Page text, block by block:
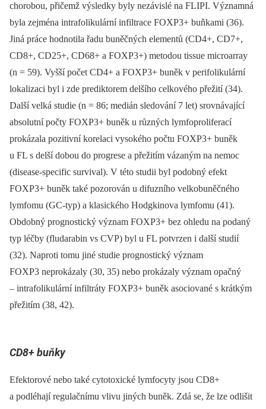
chorobou, přičemž výsledky byly nezávislé na FLIPI. Významná
byla zejména intrafolikulární infiltrace FOXP3+ buňkami (36).
Jiná práce hodnotila řadu buněčných elementů (CD4+, CD7+,
CD8+, CD25+, CD68+ a FOXP3+) metodou tissue microarray
(n = 59). Vyšší počet CD4+ a FOXP3+ buněk v perifolikulární
lokalizaci byl i zde prediktorem delšího celkového přežití (34).
Další velká studie (n = 86; medián sledování 7 let) srovnávající
absolutní počty FOXP3+ buněk u různých lymfoproliferací
prokázala pozitivní korelaci vysokého počtu FOXP3+ buněk
u FL s delší dobou do progrese a přežitím vázaným na nemoc
(disease-specific survival). V této studii byl podobný efekt
FOXP3+ buněk také pozorován u difuzního velkobuněčného
lymfomu (GC-typ) a klasického Hodgkinova lymfomu (41).
Obdobný prognostický význam FOXP3+ bez ohledu na podaný
typ léčby (fludarabin vs CVP) byl u FL potvrzen i další studií
(32). Naproti tomu jiné studie prognostický význam
FOXP3 neprokázaly (30, 35) nebo prokázaly význam opačný
–⁠ intrafolikulární infiltráty FOXP3+ buněk asociované s krátkým
přežitím (38, 42).
CD8+ buňky
Efektorové nebo také cytotoxické lymfocyty jsou CD8+
a podléhají regulačnímu vlivu jiných buněk. Zdá se, že lze odlišit